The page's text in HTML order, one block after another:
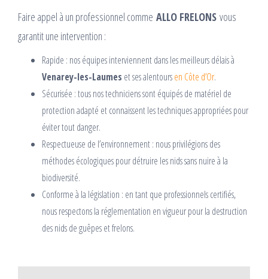
Faire appel à un professionnel comme ALLO FRELONS vous
garantit une intervention :
Rapide : nos équipes interviennent dans les meilleurs délais à
Venarey-les-Laumes et ses alentoursen Côte d’Or.
Sécurisée : tous nos techniciens sont équipés de matériel de
protection adapté et connaissent les techniques appropriées pour
éviter tout danger.
Respectueuse de l’environnement : nous privilégions des
méthodes écologiques pour détruire les nids sans nuire à la
biodiversité.
Conforme à la législation : en tant que professionnels certifiés,
nous respectons la réglementation en vigueur pour la destruction
des nids de guêpes et frelons.